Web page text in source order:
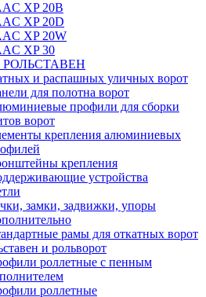
XP 20B
XP 20D
XP 20W
XP 30
РОЛЬСТАВЕН
и распашных уличных ворот
для полотна ворот
профили для сборки
ворот
крепления алюминиевых
крепления
устройства
замки, задвижки, упоры
рамы для откатных ворот
и рольворот
роллетные с пенным
роллетные